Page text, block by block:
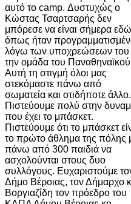
αυτό το camp. Δυστυχώς ο
Κώστας Τσαρτσαρής δεν
μπόρεσε να είναι σήμερα εδώ
όπως ήταν
λόγω των υποχρεώσεων του
την ομάδα του
Αυτή τη στιγμή όλοι μας
στεκόμαστε πάνω από
σωματεία και οτιδήποτε άλλο.
Πιστεύουμε πολύ στην
που έχει το μπάσκετ.
Πιστεύουμε ότι το μπάσκετ
το πρώτο άθλημα της πόλης
πάνω από 300 παιδιά να
ασχολούνται στους δυο
συλλόγους. Ευχαριστούμε
Δήμο Βέροιας, τον Δήμαρχο
Βοργιαζίδη τον πρόεδρο του